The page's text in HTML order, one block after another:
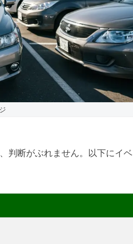
判断がぶれません。以下にイベ